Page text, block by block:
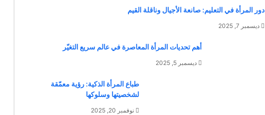
دور المرأة في التعليم: صانعة الأجيال وناقلة القيم
ديسمبر 7, 2025
أهم تحديات المرأة المعاصرة في عالم سريع التغيّر
ديسمبر 5, 2025
طباع المرأة الذكية: رؤية معمّقة
لشخصيتها وسلوكها
نوفمبر 20, 2025